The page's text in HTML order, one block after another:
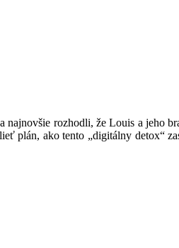
rozhodli, že Louis a jeho
plán, ako tento „digitálny detox“